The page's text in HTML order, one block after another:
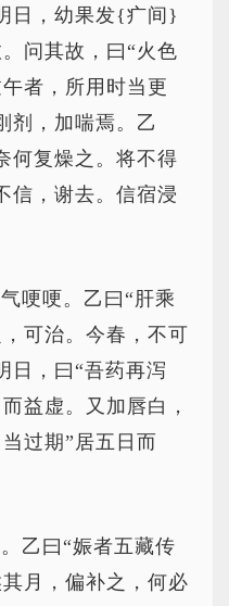
日，幼果发{疒间}
问其故，曰“火色
者，所用时当更
剂，加喘焉。乙
何复燥之。将不得
信，谢去。信宿浸
哽哽。乙曰“肝乘
可治。今春，不可
日，曰“吾药再泻
益虚。又加唇白，
过期”居五日而
乙曰“娠者五藏传
月，偏补之，何必